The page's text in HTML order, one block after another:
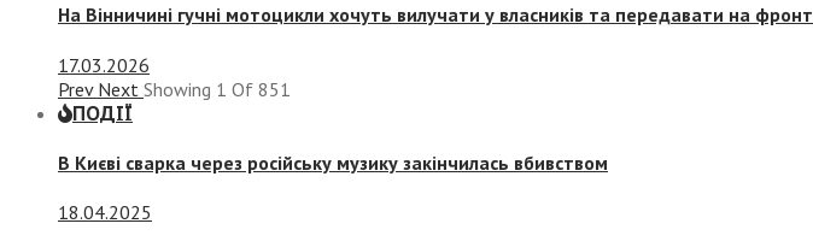
На Вінничині гучні мотоцикли хочуть вилучати у власників та передавати на фронт
17.03.2026
Prev Next Showing 1 Of 851
ПОДІЇ
В Києві сварка через російську музику закінчилась вбивством
18.04.2025